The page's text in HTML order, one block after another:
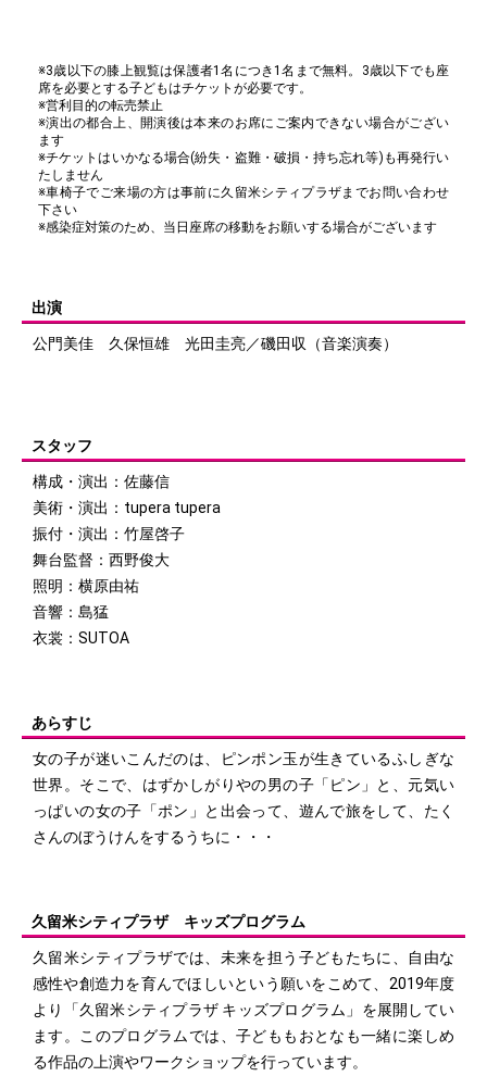
※3歳以下の膝上観覧は保護者1名につき1名まで無料。3歳以下でも座
席を必要とする子どもはチケットが必要です。
※営利目的の転売禁止
※演出の都合上、開演後は本来のお席にご案内できない場合がござい
ます
※チケットはいかなる場合(紛失・盗難・破損・持ち忘れ等)も再発行い
たしません
※車椅子でご来場の方は事前に久留米シティプラザまでお問い合わせ
下さい
※感染症対策のため、当日座席の移動をお願いする場合がございます
出演
公門美佳 久保恒雄 光田圭亮／磯田収（音楽演奏）
スタッフ
構成・演出：佐藤信
美術・演出：tupera tupera
振付・演出：竹屋啓子
舞台監督：西野俊大
照明：横原由祐
音響：島猛
衣裳：SUTOA
あらすじ
女の子が迷いこんだのは、ピンポン玉が生きているふしぎな
世界。そこで、はずかしがりやの男の子「ピン」と、元気い
っぱいの女の子「ポン」と出会って、遊んで旅をして、たく
さんのぼうけんをするうちに・・・
久留米シティプラザ キッズプログラム
久留米シティプラザでは、未来を担う子どもたちに、自由な
感性や創造力を育んでほしいという願いをこめて、2019年度
より「久留米シティプラザ キッズプログラム」を展開してい
ます。このプログラムでは、子どももおとなも一緒に楽しめ
る作品の上演やワークショップを行っています。